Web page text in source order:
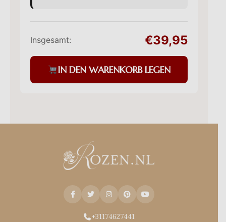
Insgesamt: €39,95
IN DEN WARENKORB LEGEN
+31174627441